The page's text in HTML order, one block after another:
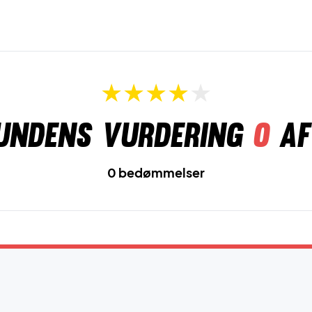
vurdering 0af
0 bedømmelser